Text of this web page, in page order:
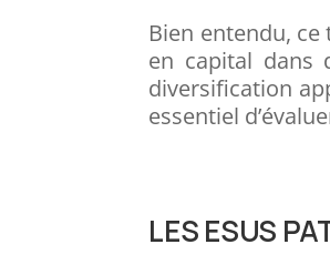
Bien entendu, ce
en capital dans
diversification
essentiel
LES ESUS